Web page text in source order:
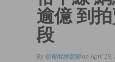
逾億 到
段
By 信報財經新聞on April 19,